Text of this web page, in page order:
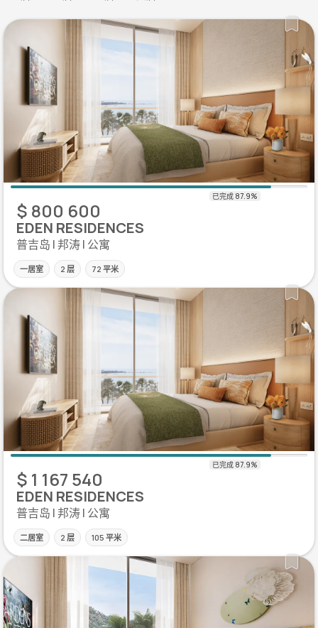
$ 800 600
EDEN RESIDENCES
普吉岛 | 邦涛 | 公寓
一居室 2 层 72 平米
$ 1 167 540
EDEN RESIDENCES
普吉岛 | 邦涛 | 公寓
二居室 2 层 105 平米